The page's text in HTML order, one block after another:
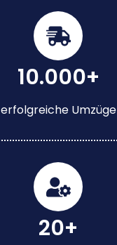
10.000+
erfolgreiche Umzüge
20+